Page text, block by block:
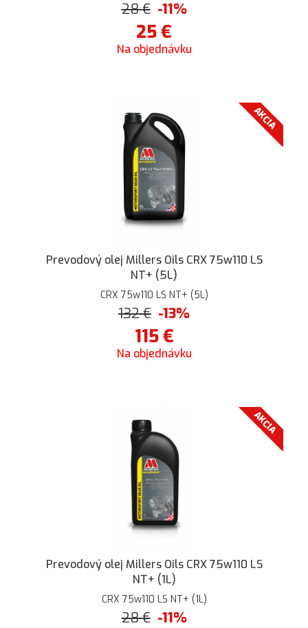
28€ -11%
25€
Na objednávku
AKCIA
Prevodový olej Millers Oils CRX 75w110 LS
NT+ (5L)
CRX 75w110 LS NT+ (5L)
132€ -13%
115€
Na objednávku
AKCIA
Prevodový olej Millers Oils CRX 75w110 LS
NT+ (1L)
CRX 75w110 LS NT+ (1L)
28€ -11%